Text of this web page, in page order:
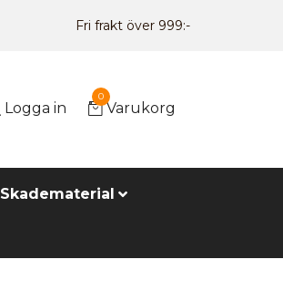
Fri frakt över 999:-
Logga in
0
Varukorg
Skadematerial